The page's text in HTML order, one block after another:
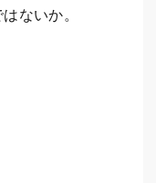
ないか。